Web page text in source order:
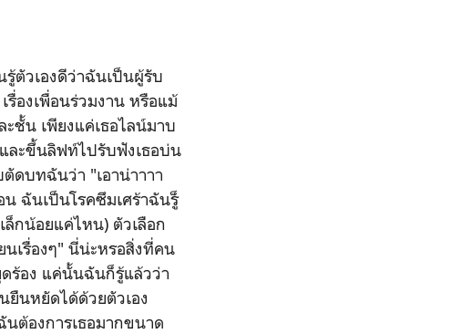
รู้ตัวเองดีว่าฉันเป็นผู้รับ
รื่องเพื่อนร่วมงาน หรือแม้
ชั้น เพียงแค่เธอไลน์มาบ
ละขึ้นลิฟท์ไปรับฟังเธอบ่น
ดบทฉันว่า "เอาน่าาาา
ฉันเป็นโรคซึมเศร้าฉันรู็
ล็กน้อยแค่ไหน) ตัวเลือก
นเรื่องๆ" นี่น่ะหรอสิ่งที่คน
ดร้อง แค่นั้นฉันก็รู้แล้วว่า
ยืนหยัดได้ด้วยตัวเอง
ต้องการเธอมากขนาด